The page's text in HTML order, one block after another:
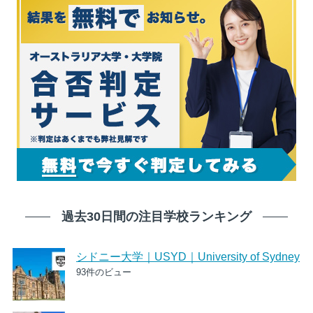
過去30日間の注目学校ランキング
シドニー大学｜USYD｜University of Sydney
93件のビュー